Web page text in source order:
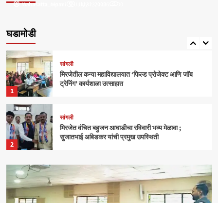
Mahasatta_nipani
mahasatta_team
घडामोडी
5
1
सांगली
मिरजेतील कन्या महाविद्यालयात ‘फिल्ड प्रोजेक्ट आणि जॉब
ट्रेनिंग’ कार्यशाळा उत्साहात
2
सांगली
मिरजेत वंचित बहुजन आघाडीचा रविवारी भव्य मेळावा ;
सुजातभाई आंबेडकर यांची प्रमुख उपस्थिती
3
क्राईम बेळगाव
आंबोलीत जत्राट येथील बेपत्ता डॉक्टरचा मृतदेह अखेर सापडला